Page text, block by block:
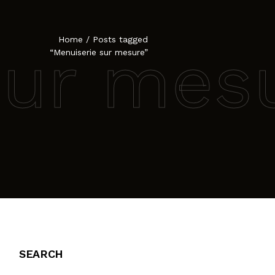
Home / Posts tagged
“Menuiserie sur mesure”
SEARCH